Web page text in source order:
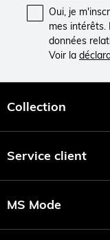
Oui, je
mes intérêts.
données
Voir la
Collection
Service client
MS Mode